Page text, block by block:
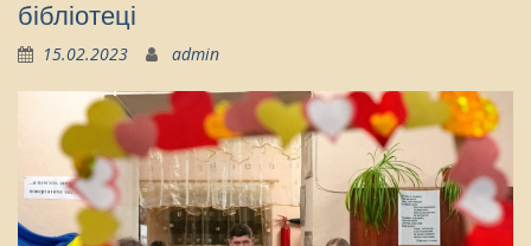
бібліотеці
15.02.2023 admin